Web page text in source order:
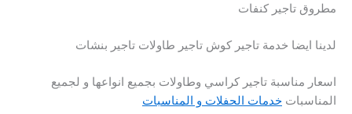
مطروق تاجير كنفات
لدينا ايضا خدمة تاجير كوش تاجير طاولات تاجير بنشات
اسعار مناسبة تاجير كراسي وطاولات بجميع انواعها و لجميع
المناسبات خدمات الحفلات و المناسبات